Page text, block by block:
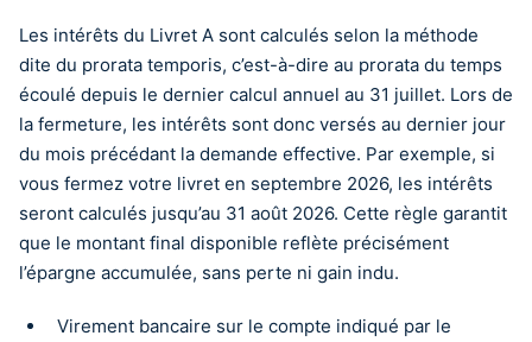
Les intérêts du Livret A sont calculés selon la méthode
dite du prorata temporis, c’est-à-dire au prorata du temps
écoulé depuis le dernier calcul annuel au 31 juillet. Lors de
la fermeture, les intérêts sont donc versés au dernier jour
du mois précédant la demande effective. Par exemple, si
vous fermez votre livret en septembre 2026, les intérêts
seront calculés jusqu’au 31 août 2026. Cette règle garantit
que le montant final disponible reflète précisément
l’épargne accumulée, sans perte ni gain indu.
Virement bancaire sur le compte indiqué par le